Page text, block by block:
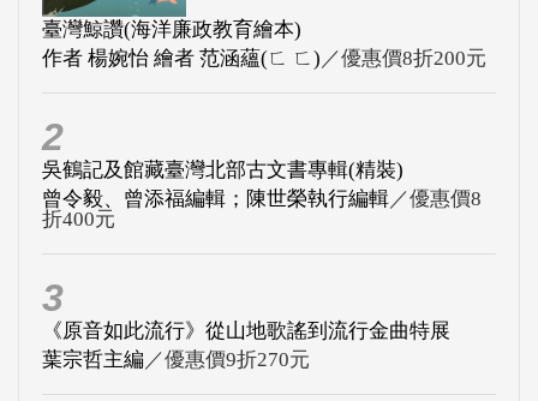
臺灣鯨讚(海洋廉政教育繪本)
作者 楊婉怡 繪者 范涵蘊(ㄈ ㄈ) ／優惠價8折200元
2
吳鶴記及館藏臺灣北部古文書專輯(精裝)
曾令毅、曾添福編輯；陳世榮執行編輯／優惠價8
折400元
3
《原音如此流行》從山地歌謠到流行金曲特展
葉宗哲主編 ／優惠價9折270元